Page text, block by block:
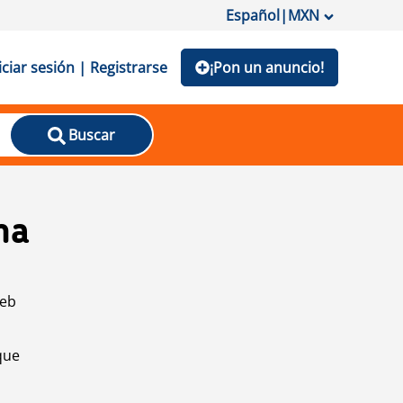
Español|MXN
sesión | Registrarse ¡Pon un anuncio!
Buscar